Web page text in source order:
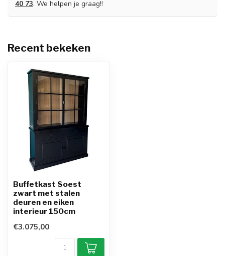
40 73. We helpen je graag!!
Recent bekeken
Buffetkast Soest
zwart met stalen
deuren en eiken
interieur 150cm
€3.075,00